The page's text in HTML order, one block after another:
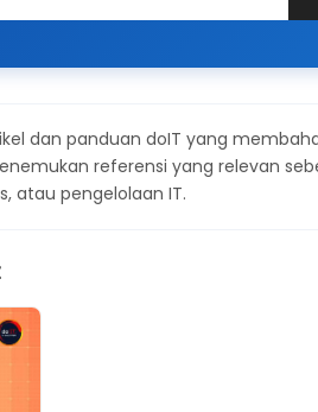
dan panduan doIT yang
referensi yang relevan
atau pengelolaan IT.